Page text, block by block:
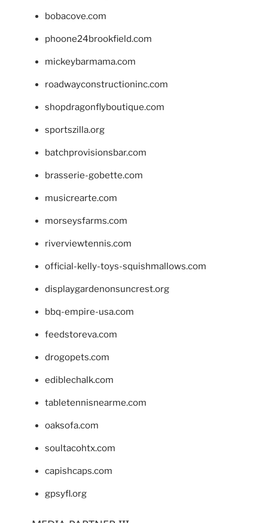
bobacove.com
phoone24brookfield.com
mickeybarmama.com
roadwayconstructioninc.com
shopdragonflyboutique.com
sportszilla.org
batchprovisionsbar.com
brasserie-gobette.com
musicrearte.com
morseysfarms.com
riverviewtennis.com
official-kelly-toys-squishmallows.com
displaygardenonsuncrest.org
bbq-empire-usa.com
feedstoreva.com
drogopets.com
ediblechalk.com
tabletennisnearme.com
oaksofa.com
soultacohtx.com
capishcaps.com
gpsyfl.org